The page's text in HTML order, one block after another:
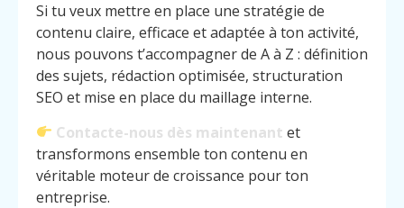
Si tu veux mettre en place une stratégie de
contenu claire, efficace et adaptée à ton activité,
nous pouvons t’accompagner de A à Z : définition
des sujets, rédaction optimisée, structuration
SEO et mise en place du maillage interne.
Contacte-nous dès maintenant et
transformons ensemble ton contenu en
véritable moteur de croissance pour ton
entreprise.